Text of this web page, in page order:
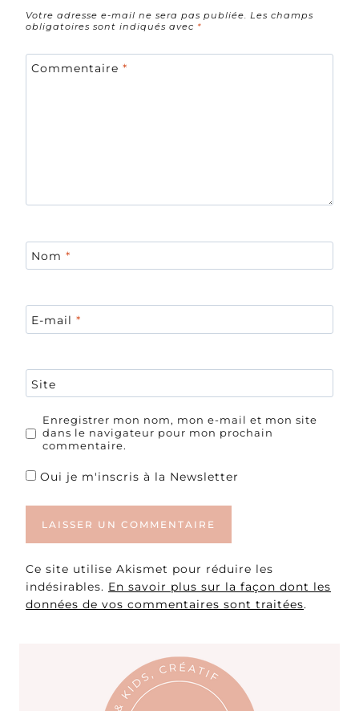
Votre adresse e-mail ne sera pas publiée. Les champs
obligatoires sont indiqués avec *
Commentaire *
Nom *
E-mail *
Site
Enregistrer mon nom, mon e-mail et mon site
dans le navigateur pour mon prochain
commentaire.
Oui je m'inscris à la Newsletter
Ce site utilise Akismet pour réduire les
indésirables. En savoir plus sur la façon dont les
données de vos commentaires sont traitées.